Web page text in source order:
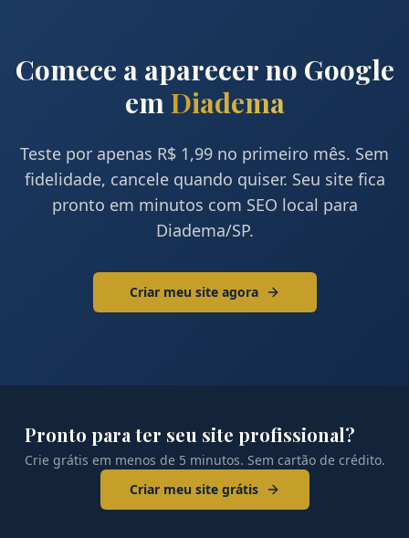
Comece a aparecer no Google
emDiadema
Teste por apenas R$ 1,99 no primeiro mês. Sem
fidelidade, cancele quando quiser. Seu site fica
pronto em minutos com SEO local para
Diadema/SP.
Criar meu site agora
Pronto para ter seu site profissional?
Crie grátis em menos de 5 minutos. Sem cartão de crédito.
Criar meu site grátis